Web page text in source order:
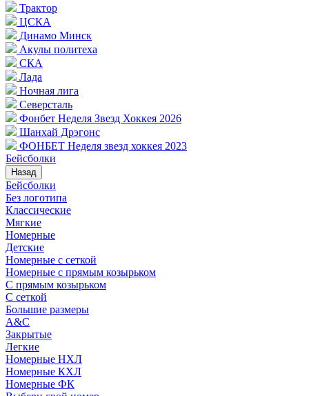
Трактор
ЦСКА
Динамо Минск
Акулы политеха
СКА
Лада
Ночная лига
Северсталь
Фонбет Неделя Звезд Хоккея 2026
Шанхай Дрэгонс
ФОНБЕТ Неделя звезд хоккея 2023
Бейсболки
Назад
Бейсболки
Без логотипа
Классические
Мягкие
Номерные
Детские
Номерные с сеткой
Номерные с прямым козырьком
С прямым козырьком
С сеткой
Большие размеры
A&C
Закрытые
Легкие
Номерные НХЛ
Номерные КХЛ
Номерные ФК